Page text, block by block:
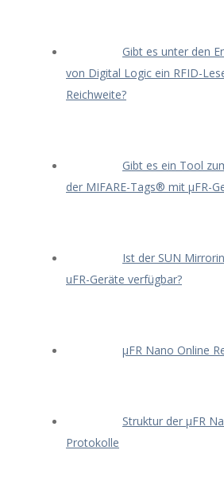
Gibt es unter den
von Digital Logic ein RFID-
Reichweite?
Gibt es ein Tool
der MIFARE-Tags® mit μFR-
Ist der SUN
uFR-Geräte verfügbar?
μFR Nano Online
Struktur der μFR
Protokolle